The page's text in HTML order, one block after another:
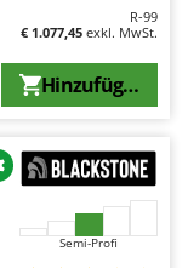
R-99
€ 1.077,45 exkl. MwSt.
Hinzufügen
Semi-Profi